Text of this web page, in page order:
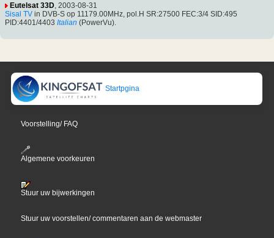
Eutelsat 33D , 2003-08-31
Sisal TV in DVB-S op 11179.00MHz, pol.H SR:27500 FEC:3/4 SID:495
PID:4401/4403 Italian (PowerVu).
Startpgina
Voorstelling/ FAQ
Algemene voorkeuren
Stuur uw bijwerkingen
Stuur uw voorstellen/ commentaren aan de webmaster